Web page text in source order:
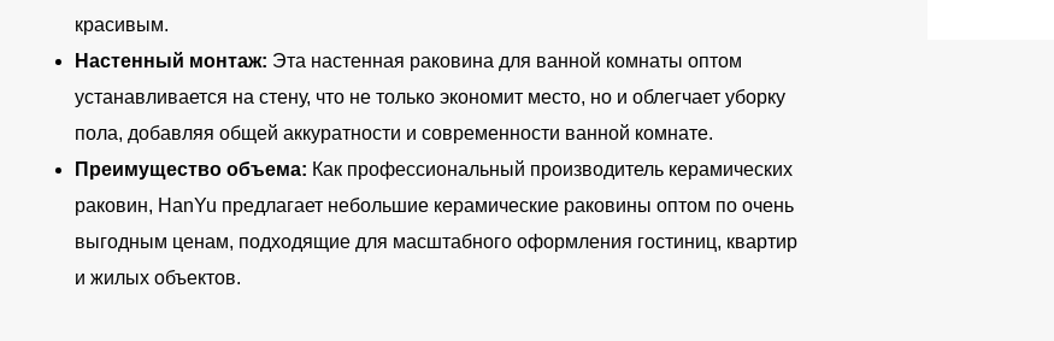
красивым.
Настенный монтаж: Эта настенная раковина для ванной комнаты оптом
устанавливается на стену, что не только экономит место, но и облегчает уборку
пола, добавляя общей аккуратности и современности ванной комнате.
Преимущество объема: Как профессиональный производитель керамических
раковин, HanYu предлагает небольшие керамические раковины оптом по очень
выгодным ценам, подходящие для масштабного оформления гостиниц, квартир
и жилых объектов.